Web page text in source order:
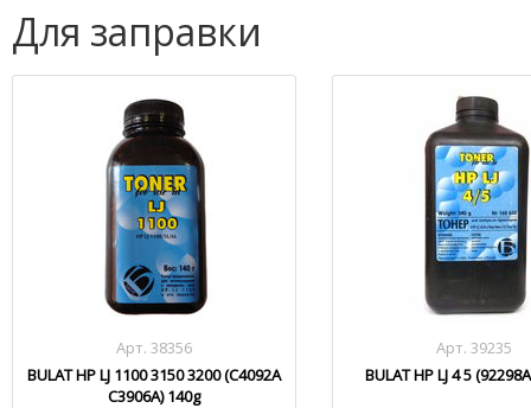
Для заправки
Арт. 38356
BULAT HP LJ 1100 3150 3200 (C4092A
C3906A) 140g
Арт. 39235
BULAT HP LJ 4 5